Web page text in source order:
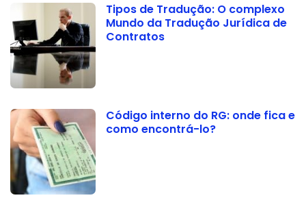
Tipos de Tradução: O complexo
Mundo da Tradução Jurídica de
Contratos
Código interno do RG: onde fica e
como encontrá-lo?